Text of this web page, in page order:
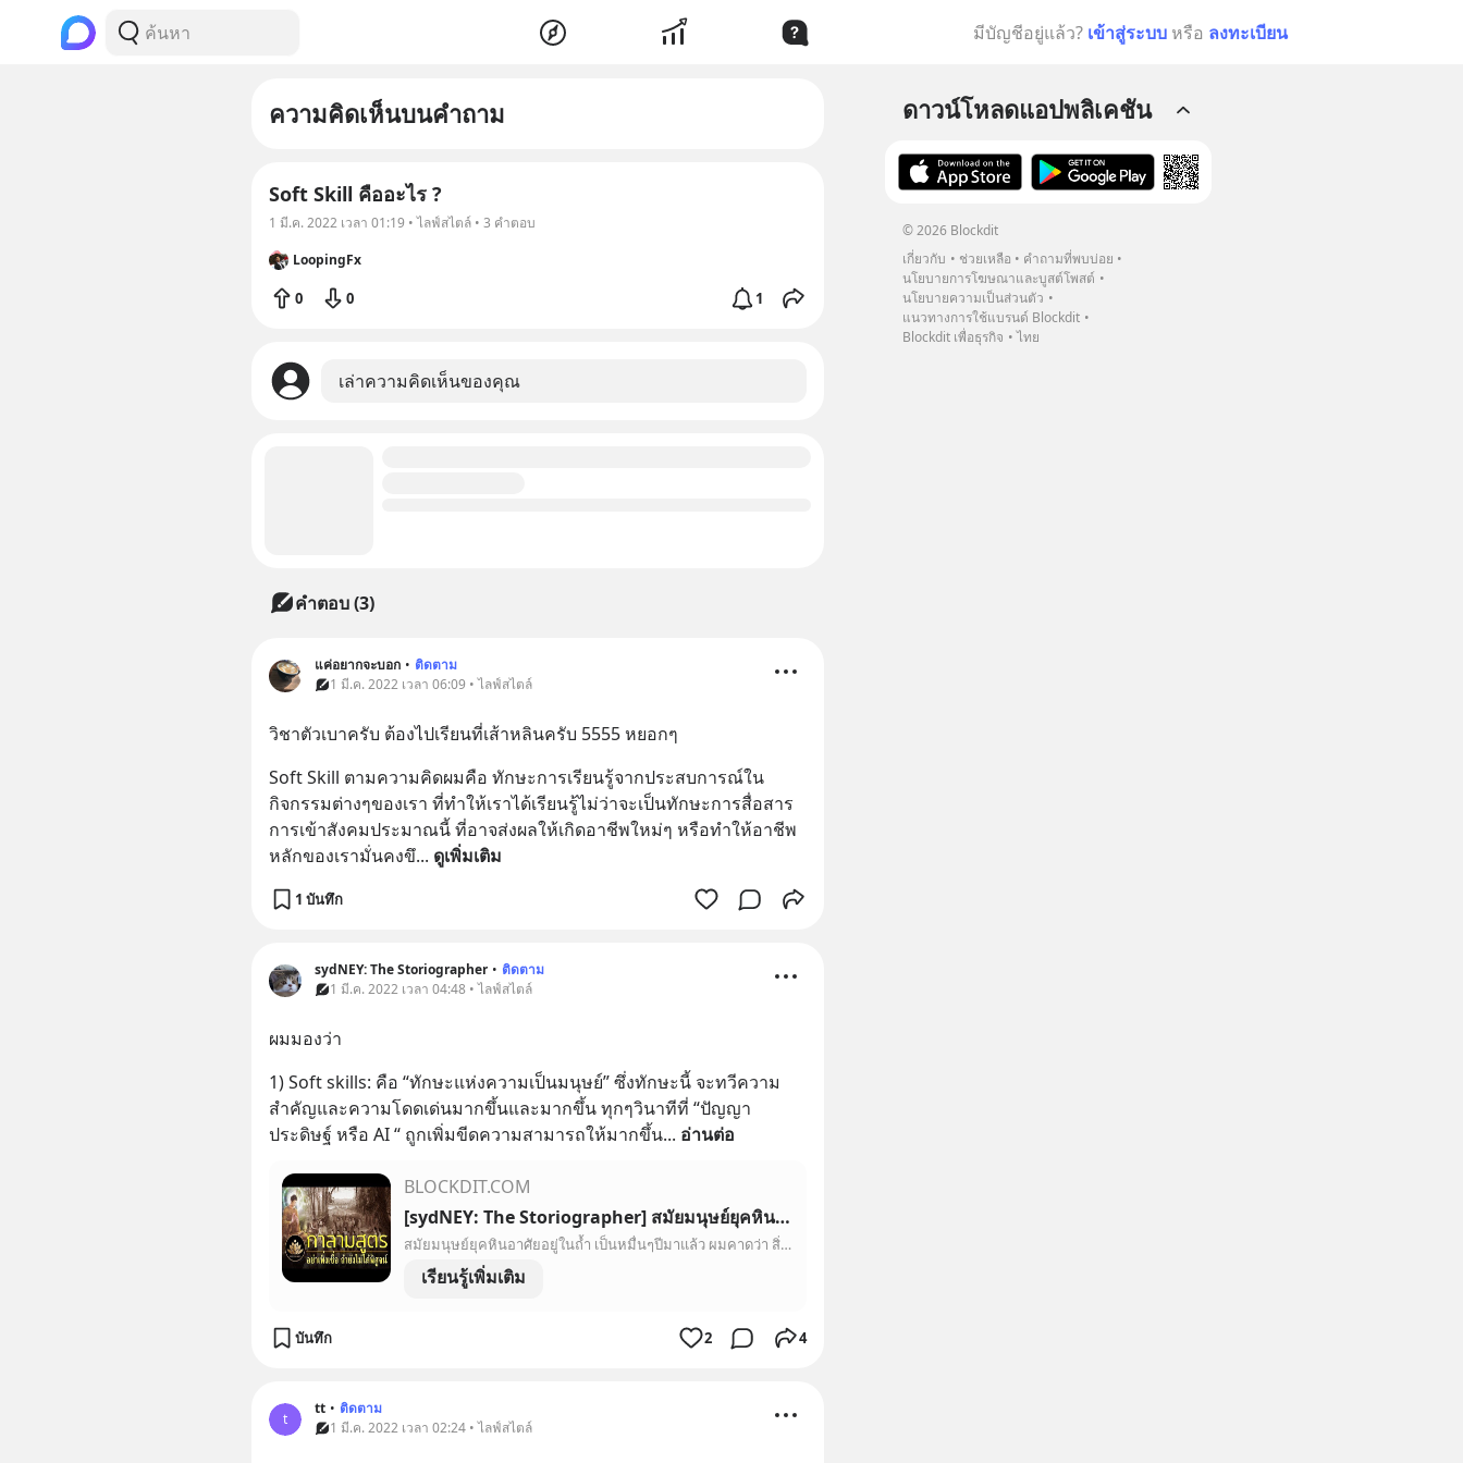
มีบัญชีอยู่แล้ว? เข้าสู่ระบบ หรือ ลงทะเบียน
ความคิดเห็นบนคำถาม
Soft Skill คืออะไร ?
1 มี.ค. 2022 เวลา 01:19 • ไลฟ์สไตล์ • 3 คำตอบ
LoopingFx
0 0 1
เล่าความคิดเห็นของคุณ
คำตอบ (3)
แค่อยากจะบอก • ติดตาม
1 มี.ค. 2022 เวลา 06:09 • ไลฟ์สไตล์
วิชาตัวเบาครับ ต้องไปเรียนที่เส้าหลินครับ 5555 หยอกๆ
Soft Skill ตามความคิดผมคือ ทักษะการเรียนรู้จากประสบการณ์ใน
กิจกรรมต่างๆของเรา ที่ทำให้เราได้เรียนรู้ไม่ว่าจะเป็นทักษะการสื่อสาร
การเข้าสังคมประมาณนี้ ที่อาจส่งผลให้เกิดอาชีพใหม่ๆ หรือทำให้อาชีพ
หลักของเรามั่นคงขึ... ดูเพิ่มเติม
1 บันทึก
sydNEY: The Storiographer • ติดตาม
1 มี.ค. 2022 เวลา 04:48 • ไลฟ์สไตล์
ผมมองว่า
1) Soft skills: คือ “ทักษะแห่งความเป็นมนุษย์” ซึ่งทักษะนี้ จะทวีความ
สำคัญและความโดดเด่นมากขึ้นและมากขึ้น ทุกๆวินาทีที่ “ปัญญา
ประดิษฐ์ หรือ AI “ ถูกเพิ่มขีดความสามารถให้มากขึ้น... อ่านต่อ
BLOCKDIT.COM
[sydNEY: The Storiographer] สมัยมนุษย์ยุคหินอาศัยอยู่ในถ้ำ เป็นหมื่นๆปีมาแล้ว ผมคาดว่า สิ่งที่มนุษย์ยุคนั้นเรียนรู้คือ “ถ้าไม่ช่วยกันออกล่ากวางหรือช้างแมมมอธ” มาทำอาหารกิน ก็คง “อดตาย” และสัญชาติญาณในการมีชีวิตรอดสอนให้มนุษย์รู้จักพึ่งตนเองเป็น “อันดับแรก”
สมัยมนุษย์ยุคหินอาศัยอยู่ในถ้ำ เป็นหมื่นๆปีมาแล้ว ผมคาดว่า สิ่งที่มนุษย์ยุคนั้นเรียนรู้คือ “ถ้าไม่ช่วยกันออกล่ากวางหรือช้างแมมมอธ” มาทำอาหารกิน ก็คง “อดตาย” และสัญชาติญาณในการมีชีวิตรอดสอนให้มนุษย์รู้จักพึ่งตนเองเป็น “อันดับแรก”
เรียนรู้เพิ่มเติม
บันทึก 2 4
t
tt • ติดตาม
1 มี.ค. 2022 เวลา 02:24 • ไลฟ์สไตล์
ดาวน์โหลดแอปพลิเคชัน
© 2026 Blockdit
เกี่ยวกับ
ช่วยเหลือ
คำถามที่พบบ่อย
นโยบายการโฆษณาและบูสต์โพสต์
นโยบายความเป็นส่วนตัว
แนวทางการใช้แบรนด์ Blockdit
Blockdit เพื่อธุรกิจ
ไทย